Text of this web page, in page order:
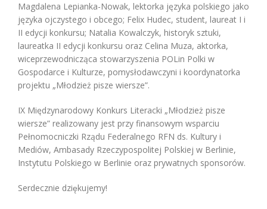
Magdalena Lepianka-Nowak, lektorka języka polskiego jako
języka ojczystego i obcego; Felix Hudec, student, laureat I i
II edycji konkursu; Natalia Kowalczyk, historyk sztuki,
laureatka II edycji konkursu oraz Celina Muza, aktorka,
wiceprzewodnicząca stowarzyszenia POLin Polki w
Gospodarce i Kulturze, pomysłodawczyni i koordynatorka
projektu „Młodzież pisze wiersze”.
IX Międzynarodowy Konkurs Literacki „Młodzież pisze
wiersze” realizowany jest przy finansowym wsparciu
Pełnomocniczki Rządu Federalnego RFN ds. Kultury i
Mediów, Ambasady Rzeczypospolitej Polskiej w Berlinie,
Instytutu Polskiego w Berlinie oraz prywatnych sponsorów.
Serdecznie dziękujemy!